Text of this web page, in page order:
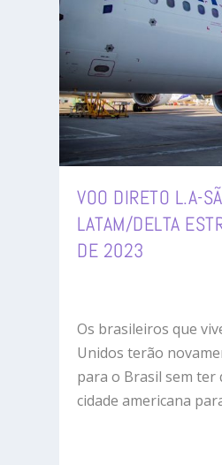
VOO DIRETO L.A-
LATAM/DELTA
DE 2023
Os brasileiros que
Unidos terão
para o Brasil sem
cidade americana